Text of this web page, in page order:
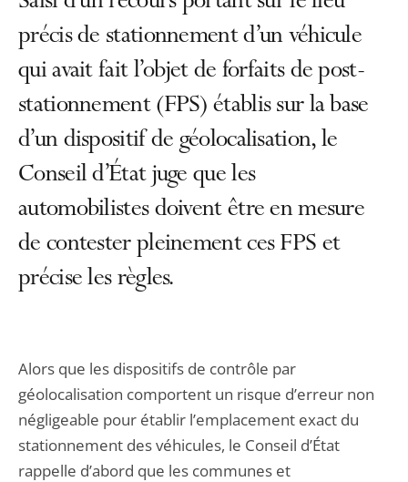
précis de stationnement d’un véhicule
qui avait fait l’objet de forfaits de post-
stationnement (FPS) établis sur la base
d’un dispositif de géolocalisation, le
Conseil d’État juge que les
automobilistes doivent être en mesure
de contester pleinement ces FPS et
précise les règles.
Alors que les dispositifs de contrôle par
géolocalisation comportent un risque d’erreur non
négligeable pour établir l’emplacement exact du
stationnement des véhicules, le Conseil d’État
rappelle d’abord que les communes et